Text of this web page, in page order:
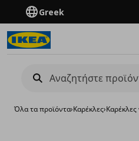
Greek
Όλα τα προϊόντα›Καρέκλες›